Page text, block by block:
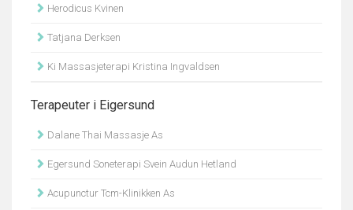
Herodicus Kvinen
Tatjana Derksen
Ki Massasjeterapi Kristina Ingvaldsen
Terapeuter i Eigersund
Dalane Thai Massasje As
Egersund Soneterapi Svein Audun Hetland
Acupunctur Tcm-Klinikken As